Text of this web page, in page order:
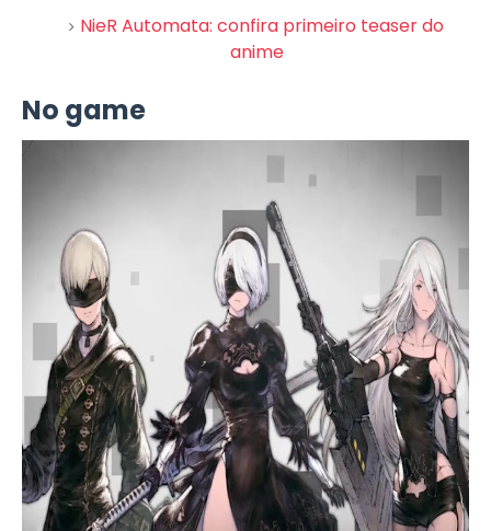
NieR Automata: confira primeiro teaser do
anime
No game